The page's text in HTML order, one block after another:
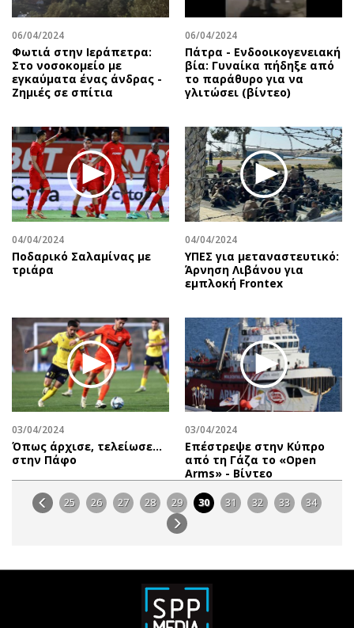
06/04/2024
Φωτιά στην Ιεράπετρα:
Στο νοσοκομείο με
εγκαύματα ένας άνδρας -
Ζημιές σε σπίτια
06/04/2024
Πάτρα - Ενδοοικογενειακή
βία: Γυναίκα πήδηξε από
το παράθυρο για να
γλιτώσει (βίντεο)
04/04/2024
Ποδαρικό Σαλαμίνας με
τριάρα
04/04/2024
ΥΠΕΣ για μεταναστευτικό:
Άρνηση Λιβάνου για
εμπλοκή Frontex
03/04/2024
Όπως άρχισε, τελείωσε…
στην Πάφο
03/04/2024
Επέστρεψε στην Κύπρο
από τη Γάζα το «Open
Arms» - Βίντεο
25 26 27 28 29 30 31 32 33 34